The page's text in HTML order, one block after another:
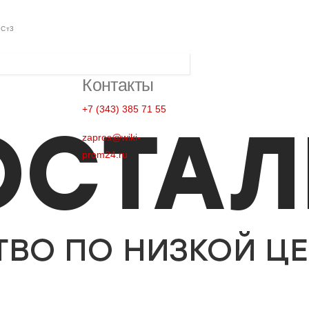
Контакты
+7 (343) 385 71 55
zapros@wiki-
prom24.ru